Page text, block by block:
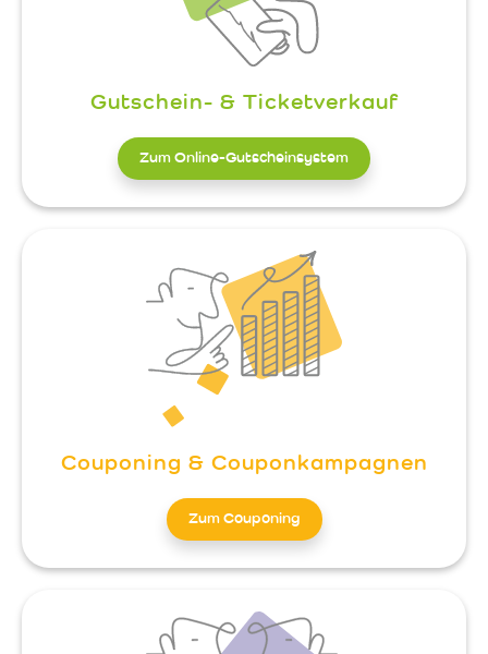
Gutschein- & Ticketverkauf
Zum Online-Gutscheinsystem
Couponing & Couponkampagnen
Zum Couponing